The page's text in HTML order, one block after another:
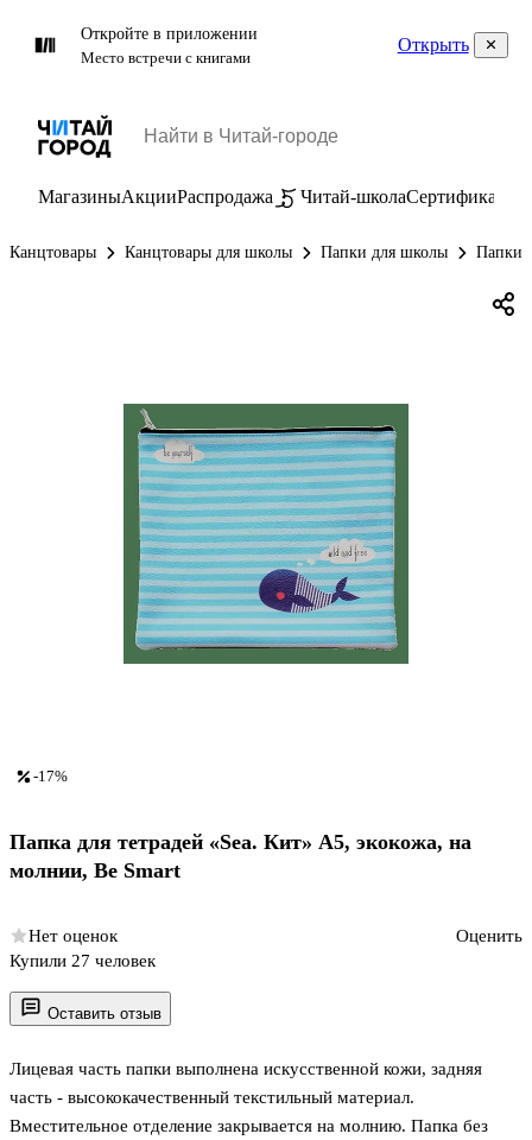
Откройте в приложении
Место встречи с книгами
Открыть
МагазиныАкцииРаспродажа Читай-школаСертификаты
Канцтовары Канцтовары для школы Папки для школы Папки
Оставить отзыв
Лицевая часть папки выполнена искусственной кожи, задняя
часть - высококачественный текстильный материал.
Вместительное отделение закрывается на молнию. Папка без
-17%
Папка для тетрадей «Sea. Кит» А5, экокожа, на
молнии, Be Smart
Нет оценок
Оценить
Купили 27 человек